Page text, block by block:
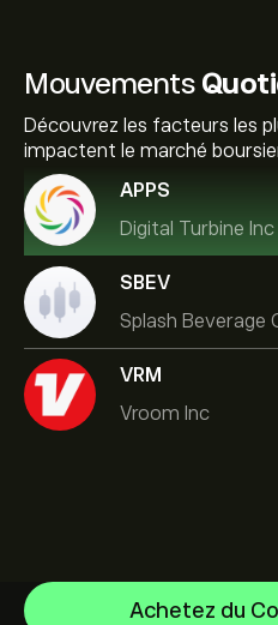
Mouvements
Découvrez les facteurs les
impactent le marché
APPS
Digital Turbine Inc
SBEV
Splash Beverage
VRM
Vroom Inc
Achetez du